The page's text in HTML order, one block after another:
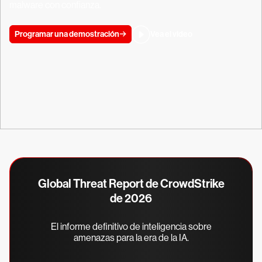
Programar una demostración
Global Threat Report de CrowdStrike
de 2026
El informe definitivo de inteligencia sobre
amenazas para la era de la IA.